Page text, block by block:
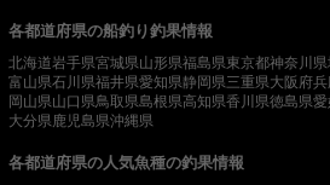
各都道府県の船釣り釣果情報
北海道岩手県宮城県山形県福島県東京都神奈川県
富山県石川県福井県愛知県静岡県三重県大阪府
岡山県山口県鳥取県島根県高知県香川県徳島県
大分県鹿児島県沖縄県
各都道府県の人気魚種の釣果情報